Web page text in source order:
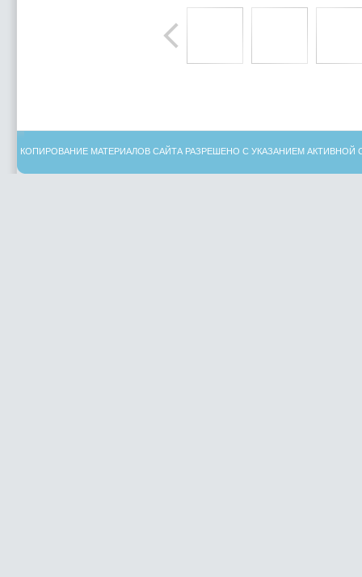
КОПИРОВАНИЕ МАТЕРИАЛОВ САЙТА РАЗРЕШЕНО С УКАЗАНИЕМ АКТИВНОЙ